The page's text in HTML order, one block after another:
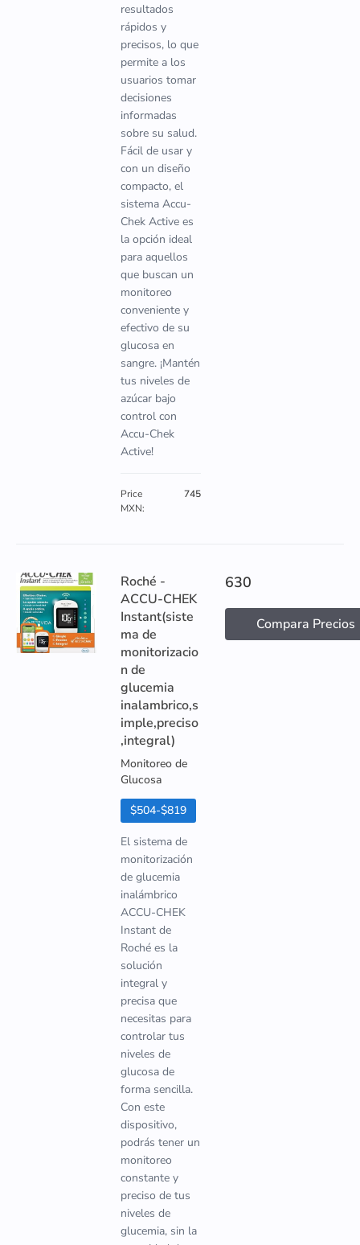
resultados
rápidos y
precisos, lo que
permite a los
usuarios tomar
decisiones
informadas
sobre su salud.
Fácil de usar y
con un diseño
compacto, el
sistema Accu-
Chek Active es
la opción ideal
para aquellos
que buscan un
monitoreo
conveniente y
efectivo de su
glucosa en
sangre. ¡Mantén
tus niveles de
azúcar bajo
control con
Accu-Chek
Active!
Price
MXN:
745
Roché -
ACCU-CHEK
Instant(siste
ma de
monitorizacio
n de
glucemia
inalambrico,s
imple,preciso
,integral)
Monitoreo de
Glucosa
$504-$819
El sistema de
monitorización
de glucemia
inalámbrico
ACCU-CHEK
Instant de
Roché es la
solución
integral y
precisa que
necesitas para
controlar tus
niveles de
glucosa de
forma sencilla.
Con este
dispositivo,
podrás tener un
monitoreo
constante y
preciso de tus
niveles de
glucemia, sin la
630
Compara Precios